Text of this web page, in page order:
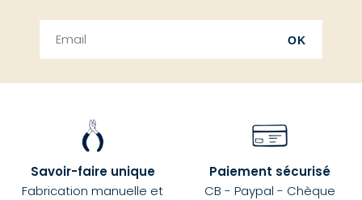
OK
Savoir-faire unique
Fabrication manuelle et
Paiement sécurisé
CB - Paypal - Chèque